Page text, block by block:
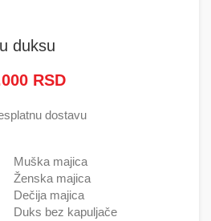
duksu
RSD
5.000 RSD
dostavu
Muška majica
Ženska majica
Dečija majica
Duks bez kapuljače